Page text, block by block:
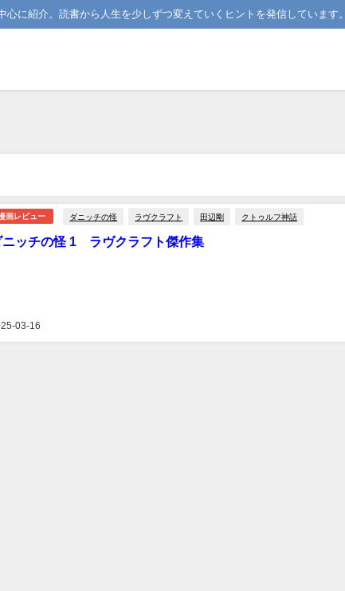
に紹介。読書から人生を少しずつ変えていくヒントを発信しています。
画レビュー ダニッチの怪 ラヴクラフト 田辺剛 クトゥルフ神話
ニッチの怪 1 ラヴクラフト傑作集
03-16